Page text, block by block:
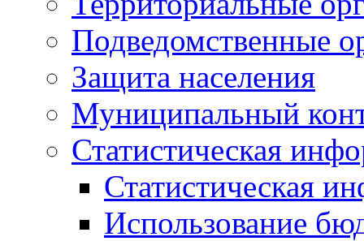
Подведомственные
Защита населения
Муниципальный
Статистическая
Статистическая
Использование